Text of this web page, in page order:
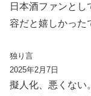
日本酒ファンと
容だと嬉しかった
独り言
2025年2月7日
擬人化、悪くない